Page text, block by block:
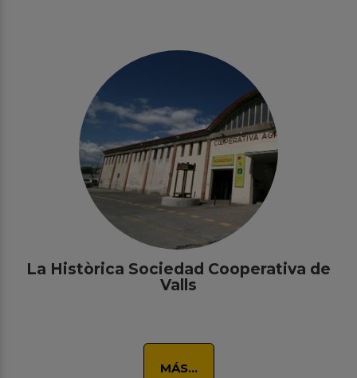
La Històrica Sociedad Cooperativa de
Valls
MÁS...